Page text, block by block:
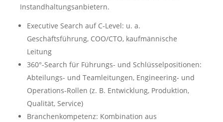
Instandhaltungsanbietern.
Executive Search auf C‑Level: u. a.
Geschäftsführung, COO/CTO, kaufmännische
Leitung
360°-Search für Führungs- und Schlüsselpositionen:
Abteilungs- und Teamleitungen, Engineering- und
Operations-Rollen (z. B. Entwicklung, Produktion,
Qualität, Service)
Branchenkompetenz: Kombination aus